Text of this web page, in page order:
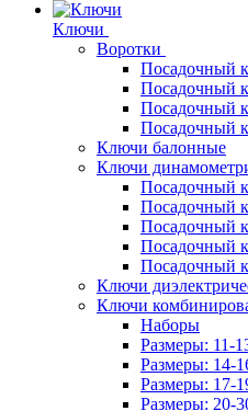
Ключи
Воротки
Посадочный
Посадочный
Посадочный
Посадочный
Ключи балонные
Ключи
Посадочный
Посадочный
Посадочный
Посадочный
Посадочный
Ключи
Ключи
Наборы
Размеры: 11-
Размеры: 14-
Размеры: 17-
Размеры: 20-